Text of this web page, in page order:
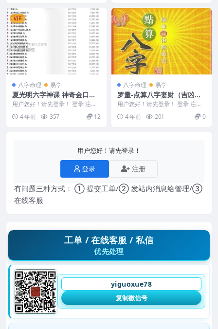
VIP
八字命理 易学
夏光明六字神课 神奇金口决
（六字神课）视频28集+文字
资料
用户您好！请先登录！ 登录 注册
夏光明-六字神课 神奇金口决（六
字神课）视频2...
4 年前 357 12
八字命理 易学
罗量-点算八字妻财（吉凶、
格局珠玑）系列.pdf 免费下
载 百度网盘 阿里云盘
用户您好！请先登录！ 登录 注册
罗量-点算八字妻财（吉凶、格局
珠玑）系列.pd...
4 年前 201 0
用户您好！请先登录！
登录 注册
有问题三种方式： ① 提交工单/② 发站内消息给管理/③
在线客服
工单 / 在线客服 / 私信
优先处理
yiguoxue78
复制微信号